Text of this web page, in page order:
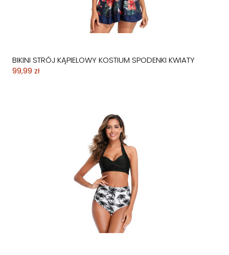
BIKINI STRÓJ KĄPIELOWY KOSTIUM SPODENKI KWIATY
99,99 zł